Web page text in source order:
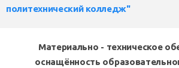
политехнический колледж"
Материально - техническое
оснащённость